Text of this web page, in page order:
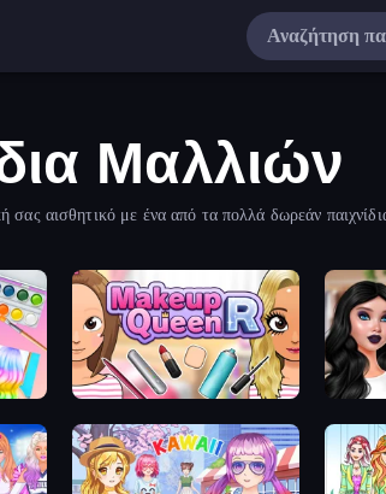
Μαλλιών
σας αισθητικό με ένα από τα πολλά δωρεάν
Make Up Queen R Back 2